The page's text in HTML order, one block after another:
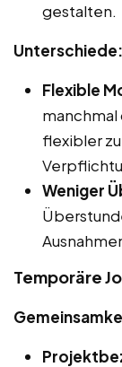
gestalten.
Unterschiede:
Flexible
flexibler
Weniger
Temporäre